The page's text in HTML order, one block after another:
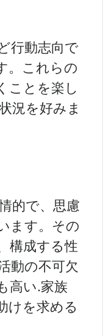
行動志向で
。これらの
ことを楽し
況を好みま
的で、思慮
ます。その
構成する性
動の不可欠
高い.家族
けを求める